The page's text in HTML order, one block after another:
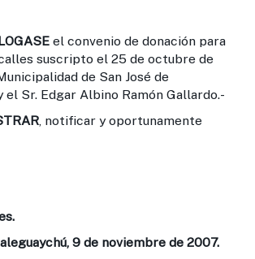
el convenio de donación para
suscripto el 25 de octubre de
de San José de
el Sr. Edgar Albino Ramón Gallardo.-
, notificar y oportunamente
9 de noviembre de 2007.